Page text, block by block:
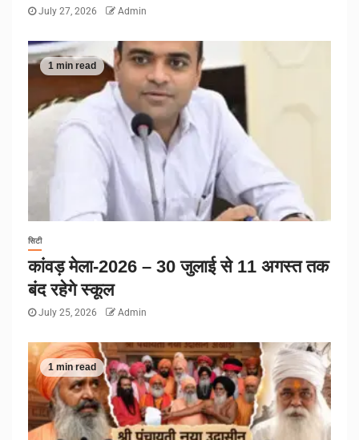
July 27, 2026 Admin
1 min read
सिटी
कांवड़ मेला-2026 – 30 जुलाई से 11 अगस्त तक
बंद रहेगे स्कूल
July 25, 2026 Admin
1 min read